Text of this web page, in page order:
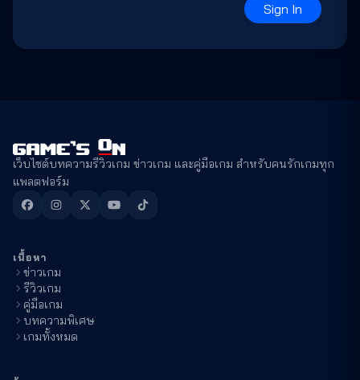
Sign In
เว็บไซต์บทความรีวิวเกม ข่าวเกม และคู่มือเกม สำหรับคนรักเกมทุก
แพลตฟอร์ม
เนื้อหา
ข่าวเกม
รีวิวเกม
คู่มือเกม
บทความพิเศษ
เกมทั้งหมด